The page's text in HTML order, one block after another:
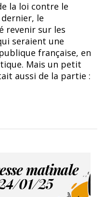
la loi contre le
le
revenir sur les
seraient une
française, en
Mais un petit
aussi de la partie :
matinale
01/25